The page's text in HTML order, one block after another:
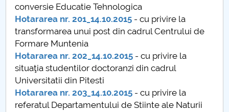
Études doctorales
Comisie de etica unversitară
Evenimente CUP
Accesibilitate pentru studenții cu dizabilități
conversie Educatie Tehnologica
Hotararea nr. 201_14.10.2015 - cu privire la
transformarea unui post din cadrul Centrului de
Formare Muntenia
Hotararea nr. 202_14.10.2015 - cu privire la
situaţia studentilor doctoranzi din cadrul
Universitatii din Pitesti
Hotararea nr. 203_14.10.2015 - cu privire la
referatul Departamentului de Stiinte ale Naturii